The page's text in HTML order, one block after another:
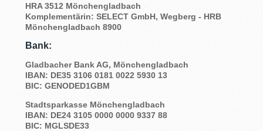
HRA 3512 Mönchengladbach
Komplementärin: SELECT GmbH, Wegberg - HRB
Mönchengladbach 8900
Bank:
Gladbacher Bank AG, Mönchengladbach
IBAN: DE35 3106 0181 0022 5930 13
BIC: GENODED1GBM
Stadtsparkasse Mönchengladbach
IBAN: DE24 3105 0000 0000 9337 88
BIC: MGLSDE33